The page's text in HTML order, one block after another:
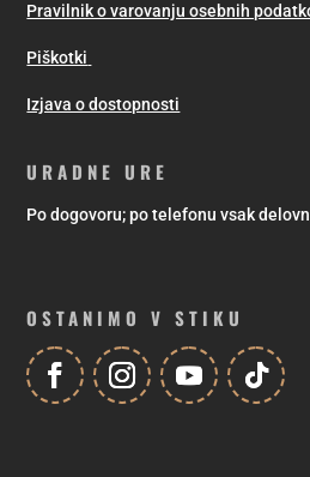
Pravilnik o varovanju osebnih
Piškotki
Izjava o dostopnosti
URADNE URE
Po dogovoru; po telefonu vsak
OSTANIMO V STIKU